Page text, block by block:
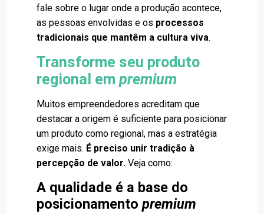
fale sobre o lugar onde a produção acontece,
as pessoas envolvidas e os processos
tradicionais que mantêm a cultura viva.
Transforme seu produto
regional em premium
Muitos empreendedores acreditam que
destacar a origem é suficiente para posicionar
um produto como regional, mas a estratégia
exige mais. É preciso unir tradição à
percepção de valor. Veja como:
A qualidade é a base do
posicionamento premium